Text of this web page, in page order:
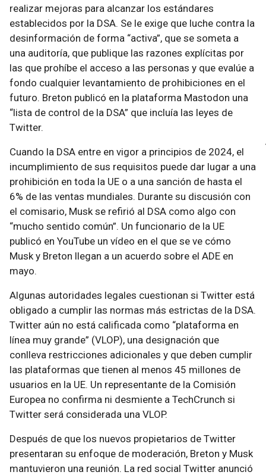
realizar mejoras para alcanzar los estándares
establecidos por la DSA. Se le exige que luche contra la
desinformación de forma “activa”, que se someta a
una auditoría, que publique las razones explícitas por
las que prohíbe el acceso a las personas y que evalúe a
fondo cualquier levantamiento de prohibiciones en el
futuro. Breton publicó en la plataforma Mastodon una
“lista de control de la DSA” que incluía las leyes de
Twitter.
Cuando la DSA entre en vigor a principios de 2024, el
incumplimiento de sus requisitos puede dar lugar a una
prohibición en toda la UE o a una sanción de hasta el
6% de las ventas mundiales. Durante su discusión con
el comisario, Musk se refirió al DSA como algo con
“mucho sentido común”. Un funcionario de la UE
publicó en YouTube un vídeo en el que se ve cómo
Musk y Breton llegan a un acuerdo sobre el ADE en
mayo.
Algunas autoridades legales cuestionan si Twitter está
obligado a cumplir las normas más estrictas de la DSA.
Twitter aún no está calificada como “plataforma en
línea muy grande” (VLOP), una designación que
conlleva restricciones adicionales y que deben cumplir
las plataformas que tienen al menos 45 millones de
usuarios en la UE. Un representante de la Comisión
Europea no confirma ni desmiente a TechCrunch si
Twitter será considerada una VLOP.
Después de que los nuevos propietarios de Twitter
presentaran su enfoque de moderación, Breton y Musk
mantuvieron una reunión. La red social Twitter anunció